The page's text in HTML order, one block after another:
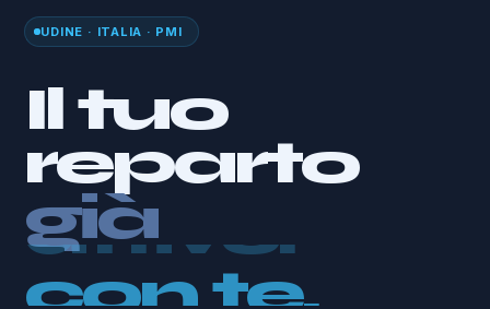
UDINE · ITALIA · PMI
Il tuo
reparto
già
con te.